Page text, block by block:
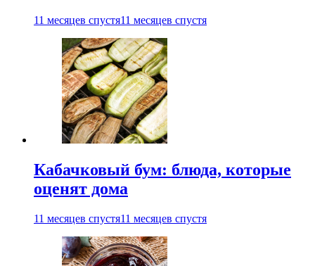
11 месяцев спустя11 месяцев спустя
Кабачковый бум: блюда, которые
оценят дома
11 месяцев спустя11 месяцев спустя